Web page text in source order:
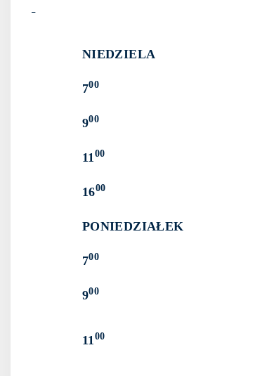
NIEDZIELA
700
900
1100
1600
PONIEDZIAŁEK
700
900
1100